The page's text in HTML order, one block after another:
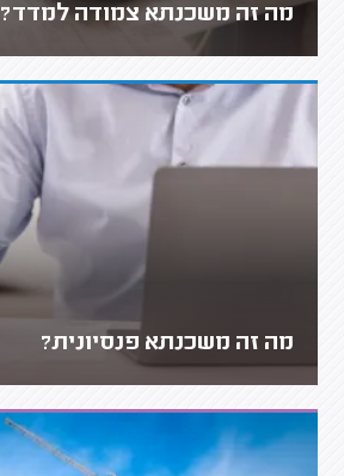
מה זה משכנתא צמודה למדד?
מה זה משכנתא פנסיונית?